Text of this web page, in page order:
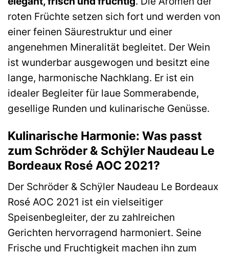
roten Früchte setzen sich fort und werden von
einer feinen Säurestruktur und einer
angenehmen Mineralität begleitet. Der Wein
ist wunderbar ausgewogen und besitzt eine
lange, harmonische Nachklang. Er ist ein
idealer Begleiter für laue Sommerabende,
gesellige Runden und kulinarische Genüsse.
Kulinarische Harmonie: Was passt
zum Schröder & Schÿler Naudeau Le
Bordeaux Rosé AOC 2021?
Der Schröder & Schÿler Naudeau Le Bordeaux
Rosé AOC 2021 ist ein vielseitiger
Speisenbegleiter, der zu zahlreichen
Gerichten hervorragend harmoniert. Seine
Frische und Fruchtigkeit machen ihn zum